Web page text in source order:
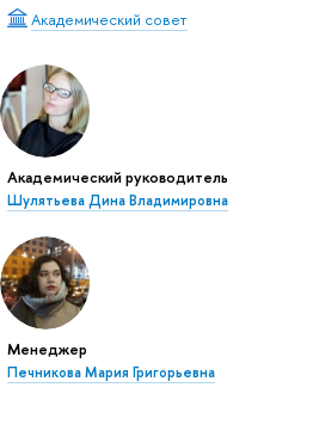
Академический совет
Академический руководитель
Шулятьева Дина Владимировна
Менеджер
Печникова Мария Григорьевна